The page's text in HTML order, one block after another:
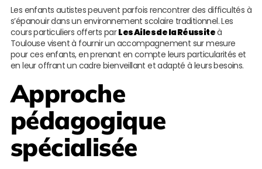
Les enfants autistes peuvent parfois rencontrer des difficultés à
s’épanouir dans un environnement scolaire traditionnel. Les
cours particuliers offerts parLes Ailes de la Réussiteà
Toulouse visent à fournir un accompagnement sur mesure
pour ces enfants, en prenant en compte leurs particularités et
en leur offrant un cadre bienveillant et adapté à leurs besoins.
Approche
pédagogique
spécialisée